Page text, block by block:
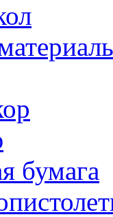
бумага